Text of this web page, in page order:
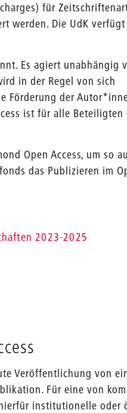
für
werden. Die UdK
Es agiert unabhängig
in der Regel von sich
Förderung der
ist für alle Beteiligten
Open Access, um so
das Publizieren im
2023-2025
Veröffentlichung von
Für eine von
institutionelle oder